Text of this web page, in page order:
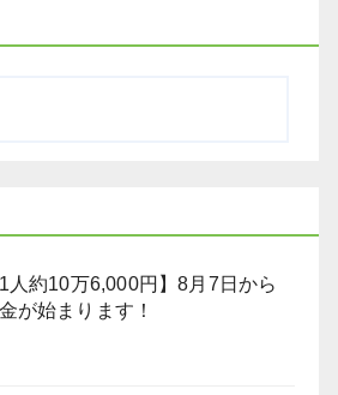
1人約10万6,000円】8月7日から
が始まります！